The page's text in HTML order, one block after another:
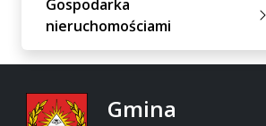
Gospodarka
nieruchomościami
Gmina